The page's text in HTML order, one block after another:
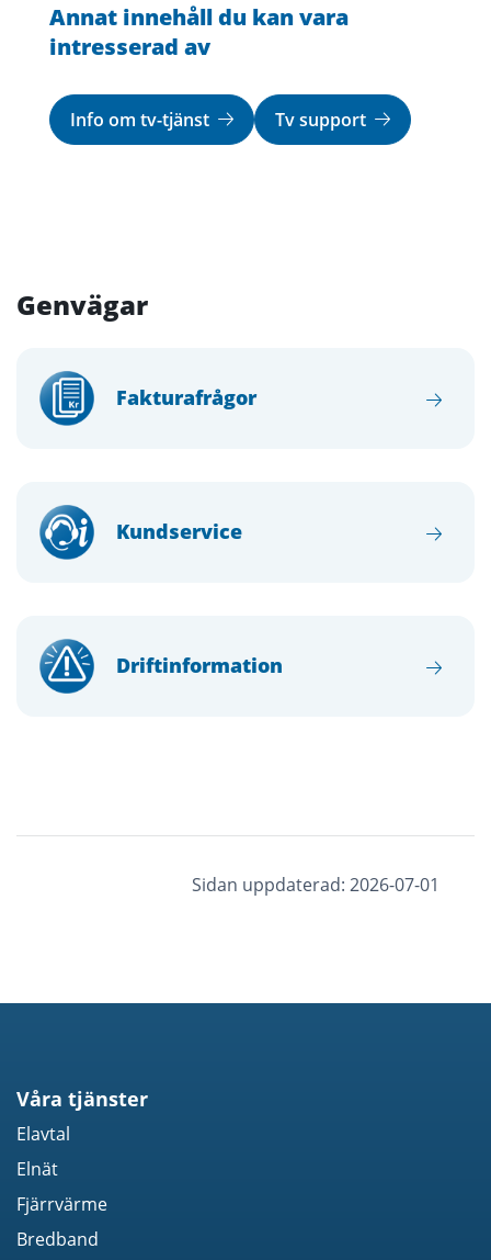
Annat innehåll du kan vara
intresserad av
Info om tv-tjänst Tv support
Genvägar
Fakturafrågor
Kundservice
Driftinformation
Sidan uppdaterad: 2026-07-01
Våra tjänster
Elavtal
Elnät
Fjärrvärme
Bredband